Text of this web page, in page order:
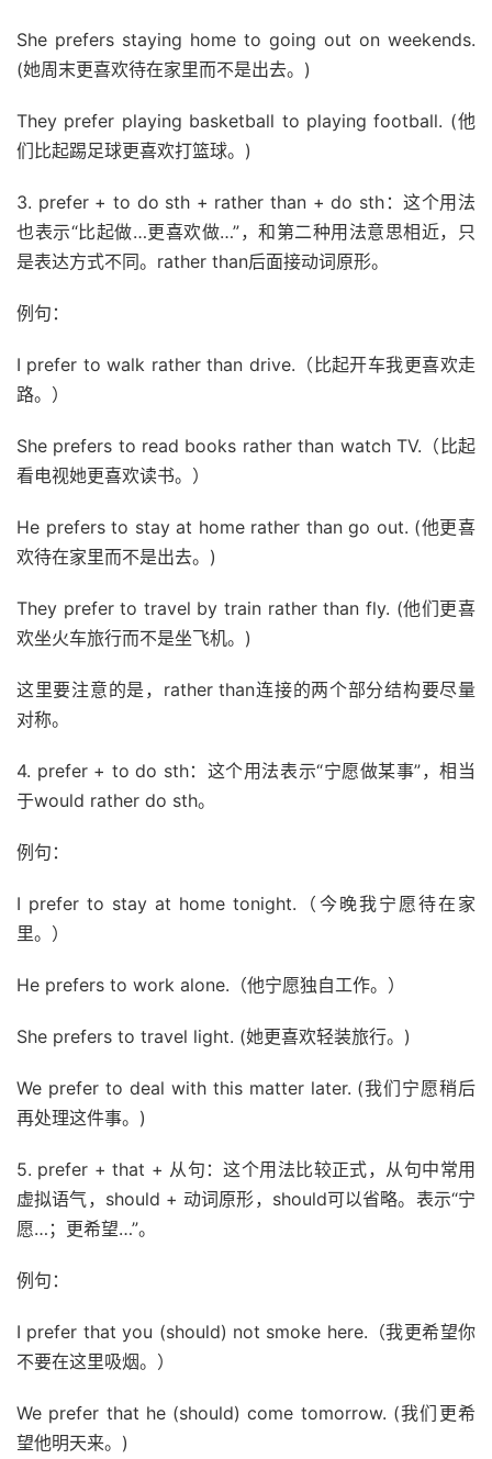
She prefers staying home to going out on weekends.
(她周末更喜欢待在家里而不是出去。)
They prefer playing basketball to playing football. (他
们比起踢足球更喜欢打篮球。)
3. prefer + to do sth + rather than + do sth：这个用法
也表示“比起做…更喜欢做…”，和第二种用法意思相近，只
是表达方式不同。rather than后面接动词原形。
例句：
I prefer to walk rather than drive.（比起开车我更喜欢走
路。）
She prefers to read books rather than watch TV.（比起
看电视她更喜欢读书。）
He prefers to stay at home rather than go out. (他更喜
欢待在家里而不是出去。)
They prefer to travel by train rather than fly. (他们更喜
欢坐火车旅行而不是坐飞机。)
这里要注意的是，rather than连接的两个部分结构要尽量
对称。
4. prefer + to do sth：这个用法表示“宁愿做某事”，相当
于would rather do sth。
例句：
I prefer to stay at home tonight.（今晚我宁愿待在家
里。）
He prefers to work alone.（他宁愿独自工作。）
She prefers to travel light. (她更喜欢轻装旅行。)
We prefer to deal with this matter later. (我们宁愿稍后
再处理这件事。)
5. prefer + that + 从句：这个用法比较正式，从句中常用
虚拟语气，should + 动词原形，should可以省略。表示“宁
愿…；更希望…”。
例句：
I prefer that you (should) not smoke here.（我更希望你
不要在这里吸烟。）
We prefer that he (should) come tomorrow. (我们更希
望他明天来。)